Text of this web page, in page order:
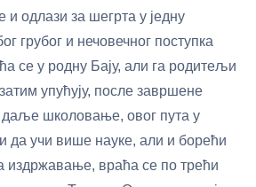
одлази за шегрта у једну
грубог и нечовечног поступка
се у родну Бају, али га родитељи
упућују, после завршене
даље школовање, овог пута у
да учи више науке, али и борећи
издржавање, враћа се по трећи